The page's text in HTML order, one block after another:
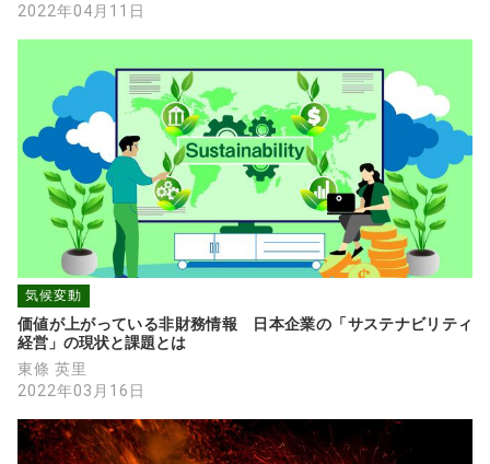
2022年04月11日
気候変動
価値が上がっている非財務情報　日本企業の「サステナビリティ
経営」の現状と課題とは
東條 英里
2022年03月16日